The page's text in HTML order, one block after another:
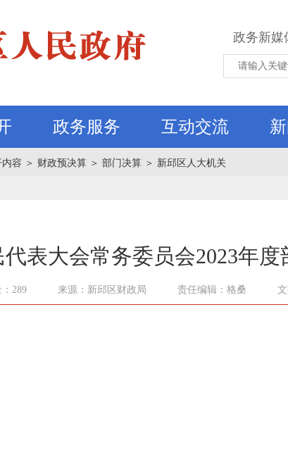
政务新媒
政务服务 互动交流
容 ＞ 财政预决算 ＞ 部门决算 ＞ 新邱区人大机关
表大会常务委员会2023年度
289 来源：新邱区财政局 责任编辑：格桑